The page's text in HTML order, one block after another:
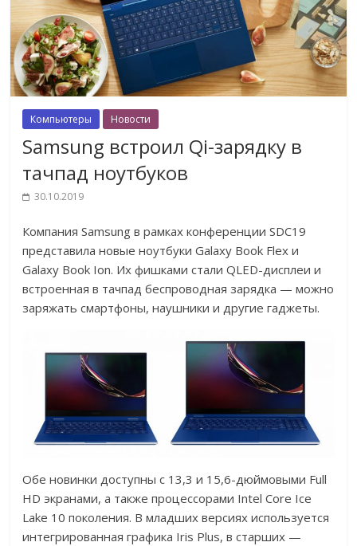
Компьютеры Новости
Samsung встроил Qi-зарядку в
тачпад ноутбуков
30.10.2019
Компания Samsung в рамках конференции SDC19
представила новые ноутбуки Galaxy Book Flex и
Galaxy Book Ion. Их фишками стали QLED-дисплеи и
встроенная в тачпад беспроводная зарядка — можно
заряжать смартфоны, наушники и другие гаджеты.
Обе новинки доступны с 13,3 и 15,6-дюймовыми Full
HD экранами, а также процессорами Intel Core Ice
Lake 10 поколения. В младших версиях используется
интегрированная графика Iris Plus, в старших —